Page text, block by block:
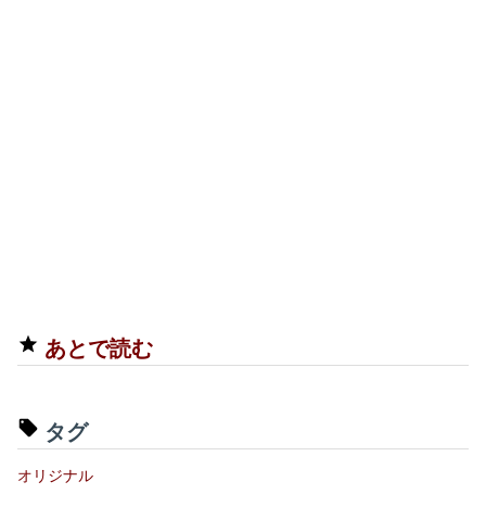
あとで読む
タグ
オリジナル